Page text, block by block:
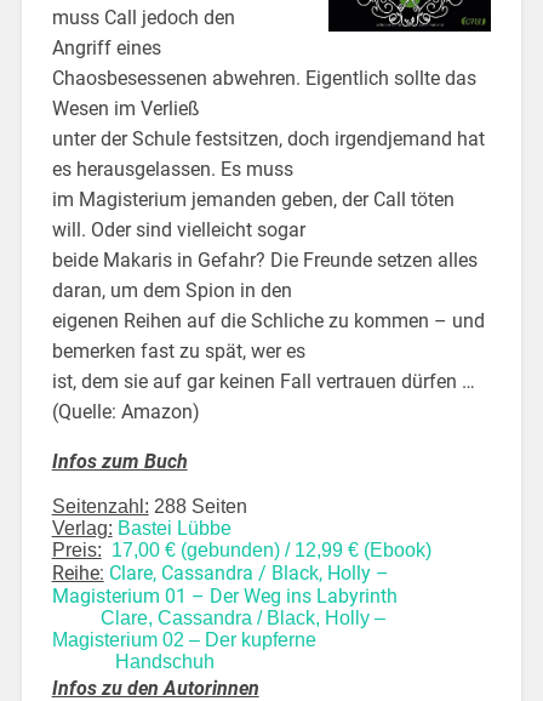
muss Call jedoch den
Angriff eines
Chaosbesessenen abwehren. Eigentlich sollte das
Wesen im Verließ
unter der Schule festsitzen, doch irgendjemand hat
es herausgelassen. Es muss
im Magisterium jemanden geben, der Call töten
will. Oder sind vielleicht sogar
beide Makaris in Gefahr? Die Freunde setzen alles
daran, um dem Spion in den
eigenen Reihen auf die Schliche zu kommen – und
bemerken fast zu spät, wer es
ist, dem sie auf gar keinen Fall vertrauen dürfen …
(Quelle: Amazon)
Infos zum Buch
Seitenzahl: 288 Seiten
Verlag: Bastei Lübbe
Preis: 17,00 € (gebunden) / 12,99 € (Ebook)
Reihe: Clare, Cassandra / Black, Holly –
Magisterium 01 – Der Weg ins Labyrinth
Clare, Cassandra / Black, Holly –
Magisterium 02 – Der kupferne
Handschuh
Infos zu den Autorinnen